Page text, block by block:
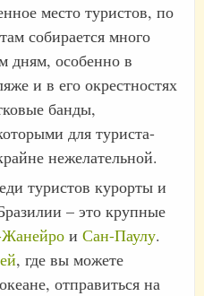
место туристов, по
собирается много
дням, особенно в
и в его окрестностях
банды,
для туриста-
нежелательной.
туристов курорты и
– это крупные
и Сан-Паулу.
, где вы можете
отправиться на